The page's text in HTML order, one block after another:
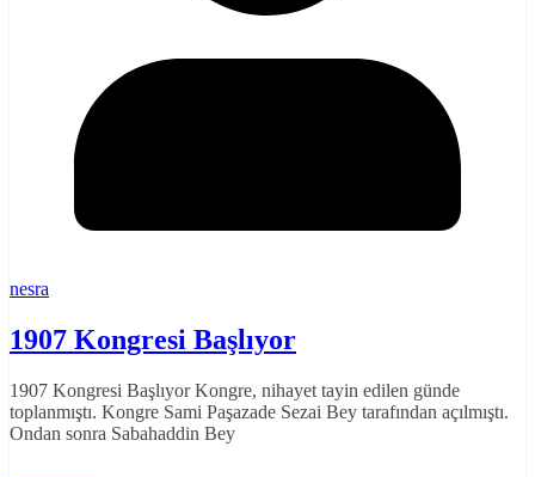
nesra
1907 Kongresi Başlıyor
1907 Kongresi Başlıyor Kongre, nihayet tayin edilen günde
toplanmıştı. Kongre Sami Paşazade Sezai Bey tarafından açılmıştı.
Ondan sonra Sabahaddin Bey